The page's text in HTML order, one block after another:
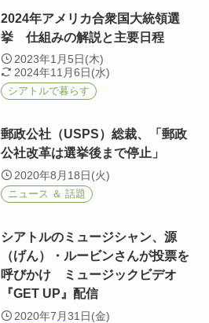
2024年アメリカ合衆国大統領選
挙 仕組みの解説と主要日程
2023年1月5日(木)
2024年11月6日(水)
シアトルで暮らす
郵政公社（USPS）総裁、「郵政
公社改革は選挙後まで停止」
2020年8月18日(火)
ニュース ＆ 話題
シアトルのミュージシャン、源
（げん）・ルービンさんが投票を
呼びかけ ミュージックビデオ
『GET UP』配信
2020年7月31日(金)